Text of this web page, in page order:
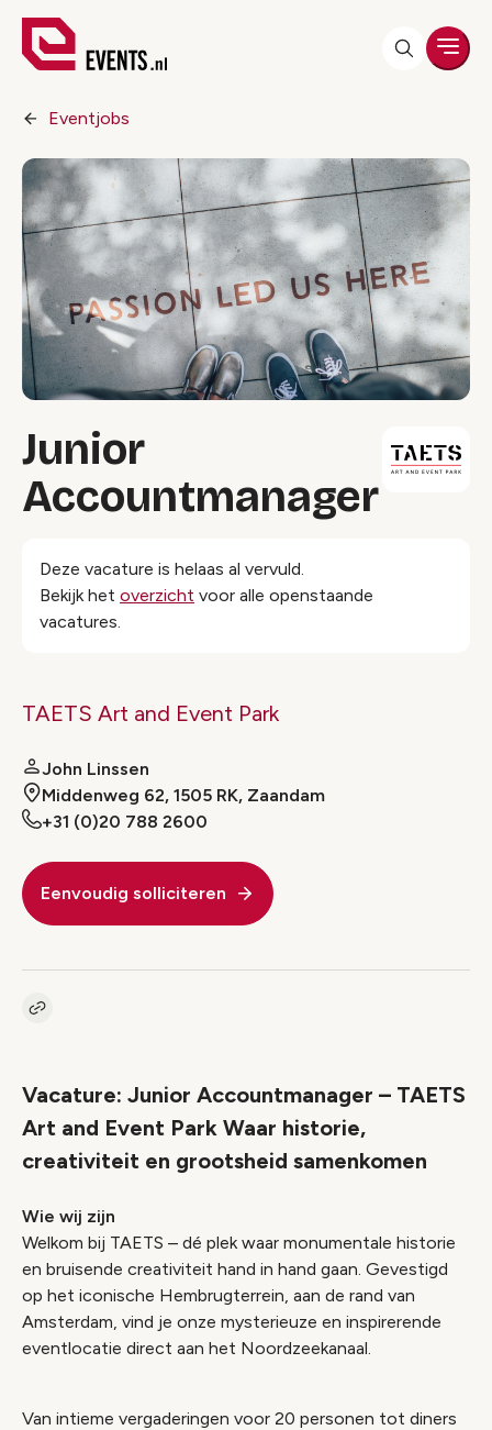
Eventjobs
Junior
Accountmanager
Deze vacature is helaas al vervuld.
Bekijk het overzicht voor alle openstaande
vacatures.
TAETS Art and Event Park
John Linssen
Middenweg 62, 1505 RK, Zaandam
+31 (0)20 788 2600
Eenvoudig solliciteren
Kopieer link naar vacature
Vacature: Junior Accountmanager – TAETS
Art and Event Park Waar historie,
creativiteit en grootsheid samenkomen
Wie wij zijn
Welkom bij TAETS – dé plek waar monumentale historie
en bruisende creativiteit hand in hand gaan. Gevestigd
op het iconische Hembrugterrein, aan de rand van
Amsterdam, vind je onze mysterieuze en inspirerende
eventlocatie direct aan het Noordzeekanaal.
Van intieme vergaderingen voor 20 personen tot diners